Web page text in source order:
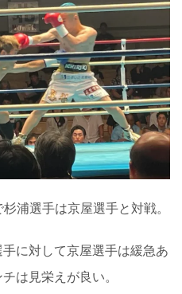
浦選手は京屋選手と対戦。
に対して京屋選手は緩急あ
は見栄えが良い。